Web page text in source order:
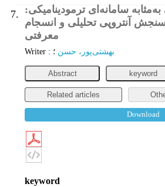
7. سامانه‌ای ترمودینامیکی:
آنتروپی تحلیلی و انسجام
Writer : بهشتی‌پور، حسن ؛
Abstract keyword
Related articles
Download
keyword